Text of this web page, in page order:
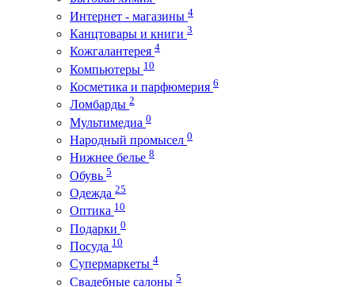
Интернет - магазины 4
Канцтовары и книги 3
Кожгалантерея 4
Компьютеры 10
Косметика и парфюмерия 6
Ломбарды 2
Мультимедиа 0
Народный промысел 0
Нижнее белье 8
Обувь 5
Одежда 25
Оптика 10
Подарки 0
Посуда 10
Супермаркеты 4
Свадебные салоны 5